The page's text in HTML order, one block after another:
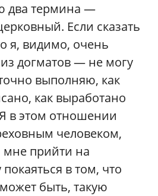
два термина —
Если сказать
я, видимо, очень
догматов — не могу
выполняю, как
как выработано
в этом отношении
человеком,
мне прийти на
в том, что
быть, такую